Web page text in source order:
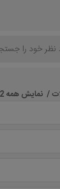
نمایش همه 2 نتایج